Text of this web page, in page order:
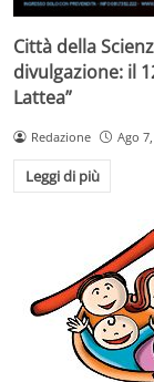
Città della
divulgazione: il
Lattea”
Redazione Ago
Leggi di più